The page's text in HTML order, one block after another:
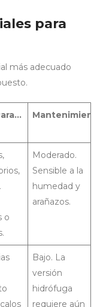
para
más adecuado
o
Moderado.
Sensible a la
humedad y
arañazos.
Bajo. La
versión
hidrófuga
requiere aún